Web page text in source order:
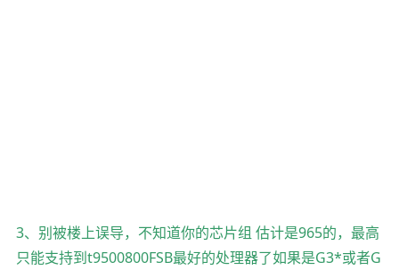
3、别被楼上误导，不知道你的芯片组 估计是965的，最高
只能支持到t9500800FSB最好的处理器了如果是G3*或者G